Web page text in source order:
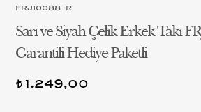
FRJ10088-R
Sarı ve Siyah Çelik Erkek Takı
Garantili Hediye Paketli
t1.249,00